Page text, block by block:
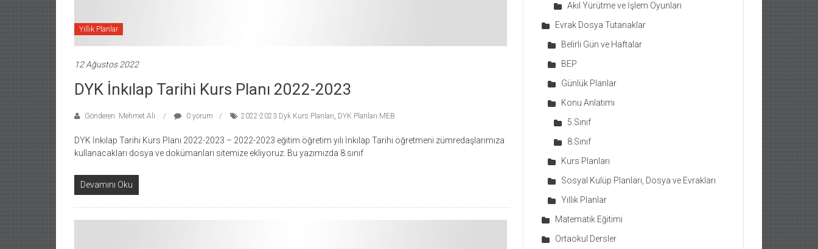
Yıllık Planlar
12 Ağustos 2022
DYK İnkılap Tarihi Kurs Planı 2022-2023
Gönderen: Mehmet Ali 0 yorum 2022-2023 Dyk Kurs Planları, DYK Planları MEB
DYK İnkılap Tarihi Kurs Planı 2022-2023 – 2022-2023 eğitim öğretim yılı İnkılap Tarihi öğretmeni zümredaşlarımıza
kullanacakları dosya ve dokümanları sitemize ekliyoruz. Bu yazımızda 8.sınıf
Devamını Oku
Akıl Yürütme ve İşlem Oyunları
Evrak Dosya Tutanaklar
Belirli Gün ve Haftalar
BEP
Günlük Planlar
Konu Anlatımı
5.Sınıf
8.Sınıf
Kurs Planları
Sosyal Kulüp Planları, Dosya ve Evrakları
Yıllık Planlar
Matematik Eğitimi
Ortaokul Dersler